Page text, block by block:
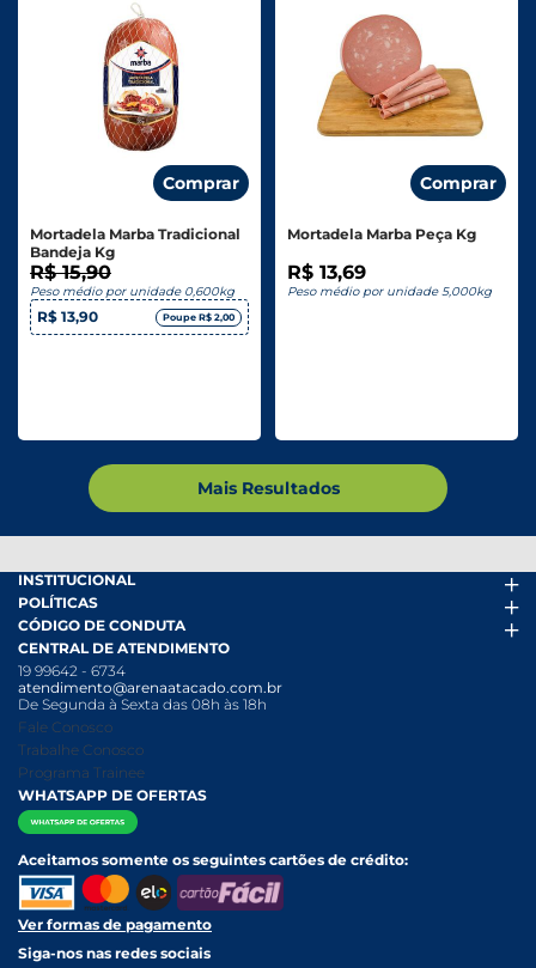
Comprar
Mortadela Marba Tradicional
Bandeja Kg
R$ 15,90
Peso médio por unidade 0,600kg
R$ 13,90 Poupe R$ 2,00
Comprar
Mortadela Marba Peça Kg
R$ 13,69
Peso médio por unidade 5,000kg
Mais Resultados
INSTITUCIONAL
Arena Mais
Fácil Pra Pagar
Ofertas
Folheto
Nossas Lojas
Nossa História
Relatório Transparência Salarial
POLÍTICAS
Termos de uso
Política de Trocas e Devoluções
Política de Privacidade
Política Anticorrupção
Política de entrega e Retirada
Política de Pagamento
CÓDIGO DE CONDUTA
Código de conduta PDF
Canal de Denúncias
Canal de Denúncias da Mulher
CENTRAL DE ATENDIMENTO
19 99642 - 6734
atendimento@arenaatacado.com.br
De Segunda à Sexta das 08h às 18h
Fale Conosco
Trabalhe Conosco
Programa Trainee
WHATSAPP DE OFERTAS
Aceitamos somente os seguintes cartões de crédito:
Ver formas de pagamento
Siga-nos nas redes sociais